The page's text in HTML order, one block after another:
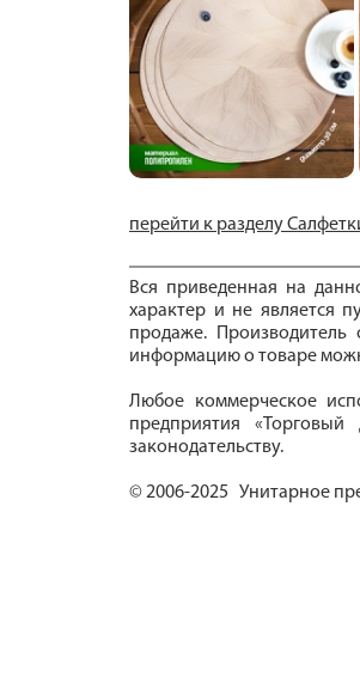
перейти к разделу
Вся приведенная на
характер и не является
продаже.
информацию о товаре
Любое коммерческое
предприятия
законодательству.
© 2006-2025 Унитарное